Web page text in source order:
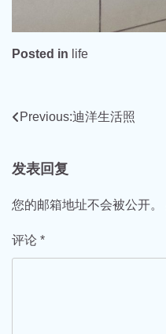
Posted in life
文
导
航
Previous:迪洋生活照
发表回复
您的邮箱地址不会被公开。
评论 *